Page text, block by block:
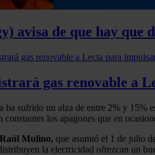
avisa de que hay
gas renovable a
ha sufrido un alza de entre 2% y 15%
constantes los apagones que en
Raúl Mulino, que asumió el 1 de julio
la electricidad ofrezcan un